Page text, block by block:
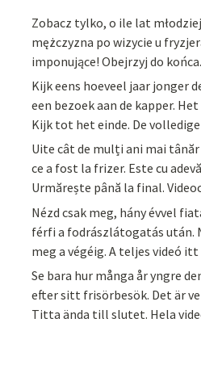
Zobacz tylko, o ile lat
mężczyzna po wizycie u
imponujące! Obejrzyj do
Kijk eens hoeveel jaar jonger
een bezoek aan de kapper.
Kijk tot het einde. De volledige
Uite cât de mulți ani mai
ce a fost la frizer. Este cu
Urmărește până la final.
Nézd csak meg, hány évvel
férfi a fodrászlátogatás után.
meg a végéig. A teljes videó
Se bara hur många år yngre
efter sitt frisörbesök. Det är
Titta ända till slutet. Hela